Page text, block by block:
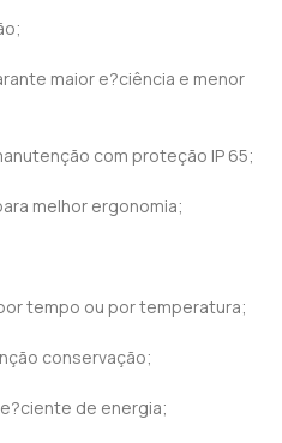
maior e?ciência e menor
com proteção IP 65;
melhor ergonomia;
tempo ou por temperatura;
conservação;
de energia;